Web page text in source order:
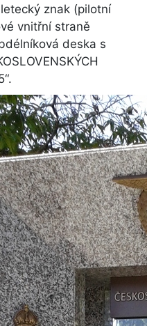
znak (pilotní
vnitřní straně
deska s